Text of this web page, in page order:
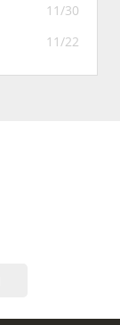
11/30
11/22